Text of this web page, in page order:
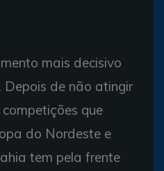
mais decisivo
de não atingir
que
do Nordeste e
tem pela frente